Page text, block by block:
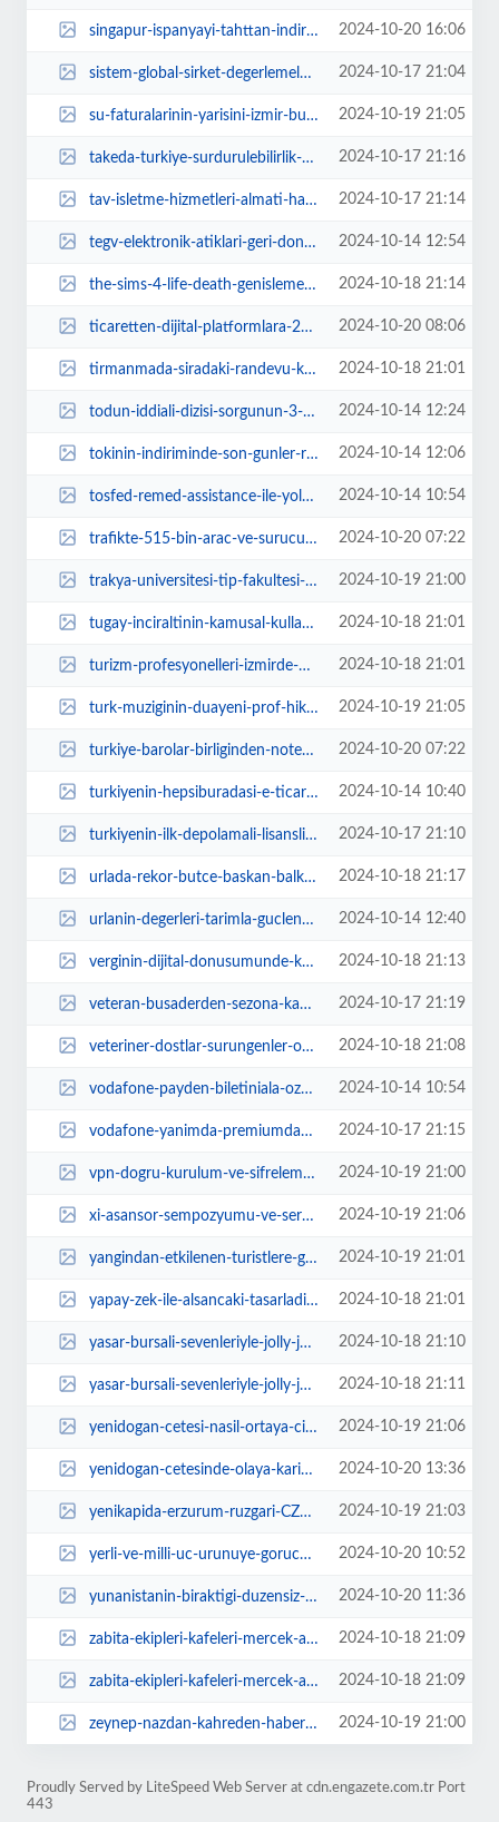
singapur-ispanyayi-tahttan-indirdi-rHfvC8si.webp 2024-10-20 16:06
sistem-global-sirket-degerlemelerini-yapay-zek-ile-gerceklestiriyor-7IFQgpAh.jpg 2024-10-17 21:04
su-faturalarinin-yarisini-izmir-buyuksehir-belediyesi-odeyecek-HGUG3OAI.jpg 2024-10-19 21:05
takeda-turkiye-surdurulebilirlik-calismalari-cercevesinde-tohum-otizm-vakfini... 2024-10-17 21:16
tav-isletme-hizmetleri-almati-havalimaninda-extime-loungeu-hizmete-acti-bR9sn... 2024-10-17 21:14
tegv-elektronik-atiklari-geri-donusumle-egitime-kazandiriyor-DObL5lrv.jpg 2024-10-14 12:54
the-sims-4-life-death-genisleme-paketinin-heyecan-verici-fragmani-yayinlandi-... 2024-10-18 21:14
ticaretten-dijital-platformlara-24-milyon-lira-ceza-72CWCMAV.webp 2024-10-20 08:06
tirmanmada-siradaki-randevu-kinik-Eq4TKXy9.jpg 2024-10-18 21:01
todun-iddiali-dizisi-sorgunun-3-ve-4-bolumlerinden-heyecan-verici-bir-tanitim... 2024-10-14 12:24
tokinin-indiriminde-son-gunler-rfzc45Kr.webp 2024-10-14 12:06
tosfed-remed-assistance-ile-yola-devam-ediyor-5TWdjxFF.jpg 2024-10-14 10:54
trafikte-515-bin-arac-ve-surucuye-islem-6sRwq4up.webp 2024-10-20 07:22
trakya-universitesi-tip-fakultesi-hastanesinde-bir-ilk-lRMOZYmI.webp 2024-10-19 21:00
tugay-inciraltinin-kamusal-kullanim-hakkini-ve-bolgenin-niteligini-koruyarak-... 2024-10-18 21:01
turizm-profesyonelleri-izmirde-bulustu-pX4JhXSm.jpg 2024-10-18 21:01
turk-muziginin-duayeni-prof-hikmet-simsek-100-dogum-yilinda-anildi-hWpl3iRa.jpg 2024-10-19 21:05
turkiye-barolar-birliginden-noterlere-dava-tcrnbyOp.webp 2024-10-20 07:22
turkiyenin-hepsiburadasi-e-ticaret-yapan-kadin-kooperatifi-sayisini-iki-katin... 2024-10-14 10:40
turkiyenin-ilk-depolamali-lisansli-gunes-enerjisi-santrali-konyada-hayata-gec... 2024-10-17 21:10
urlada-rekor-butce-baskan-balkan-her-bir-kurus-vergiyi-vatandasimizin-hizmeti... 2024-10-18 21:17
urlanin-degerleri-tarimla-guclenecek-hNfqhZV9.jpg 2024-10-14 12:40
verginin-dijital-donusumunde-kritik-donem-C6Lerlaj.jpg 2024-10-18 21:13
veteran-busaderden-sezona-kahvaltili-merhaba-zwnYQqxg.webp 2024-10-17 21:19
veteriner-dostlar-surungenler-ozel-20-ekim-pazar-gunu-2000de-national-geograp... 2024-10-18 21:08
vodafone-payden-biletiniala-ozel-yeni-odeme-cozumu-NZSADNpM.jpg 2024-10-14 10:54
vodafone-yanimda-premiumdan-musterilere-aylik-580-tl-degerinde-fayda-1RjYWITO... 2024-10-17 21:15
vpn-dogru-kurulum-ve-sifreleme-ile-guvenli-iletisim-sagliyor-Xk6eDMFJ.jpg 2024-10-19 21:00
xi-asansor-sempozyumu-ve-sergisi-basariyla-tamamlandi-asansor-sektoru-dijital... 2024-10-19 21:06
yangindan-etkilenen-turistlere-gecmis-olsun-ziyareti-IdycDJtR.jpg 2024-10-19 21:01
yapay-zek-ile-alsancaki-tasarladilar-2WS3gSYm.jpg 2024-10-18 21:01
yasar-bursali-sevenleriyle-jolly-joker-bursada-bulusuyor-t9Fd6MI4.webp 2024-10-18 21:10
yasar-bursali-sevenleriyle-jolly-joker-bursada-bulusuyor-Tcelznlw.webp 2024-10-18 21:11
yenidogan-cetesi-nasil-ortaya-cikti-Y3qPEUbc.jpg 2024-10-19 21:06
yenidogan-cetesinde-olaya-karisan-ozel-hastane-yoneticileri-cezalandirilmali-... 2024-10-20 13:36
yenikapida-erzurum-ruzgari-CZ8I8EL7.jpg 2024-10-19 21:03
yerli-ve-milli-uc-urunuye-gorucuye-cikiyor-PDLu3MK9.webp 2024-10-20 10:52
yunanistanin-biraktigi-duzensiz-gocmenler-kurtarildi-3WjvtH8k.webp 2024-10-20 11:36
zabita-ekipleri-kafeleri-mercek-altina-aldi-Eu9CN9TJ.jpg 2024-10-18 21:09
zabita-ekipleri-kafeleri-mercek-altina-aldi-YcnbsYEd.jpg 2024-10-18 21:09
zeynep-nazdan-kahreden-haber-icytgTzw.webp 2024-10-19 21:00
Proudly Served by LiteSpeed Web Server at cdn.engazete.com.tr Port
443